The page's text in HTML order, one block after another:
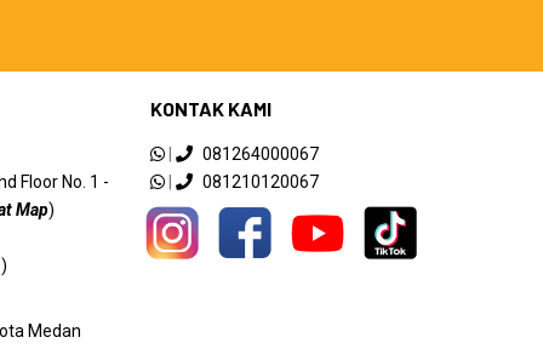
Floor No. 1 -
Map)
Medan
KONTAK KAMI
|
081264000067
|
081210120067